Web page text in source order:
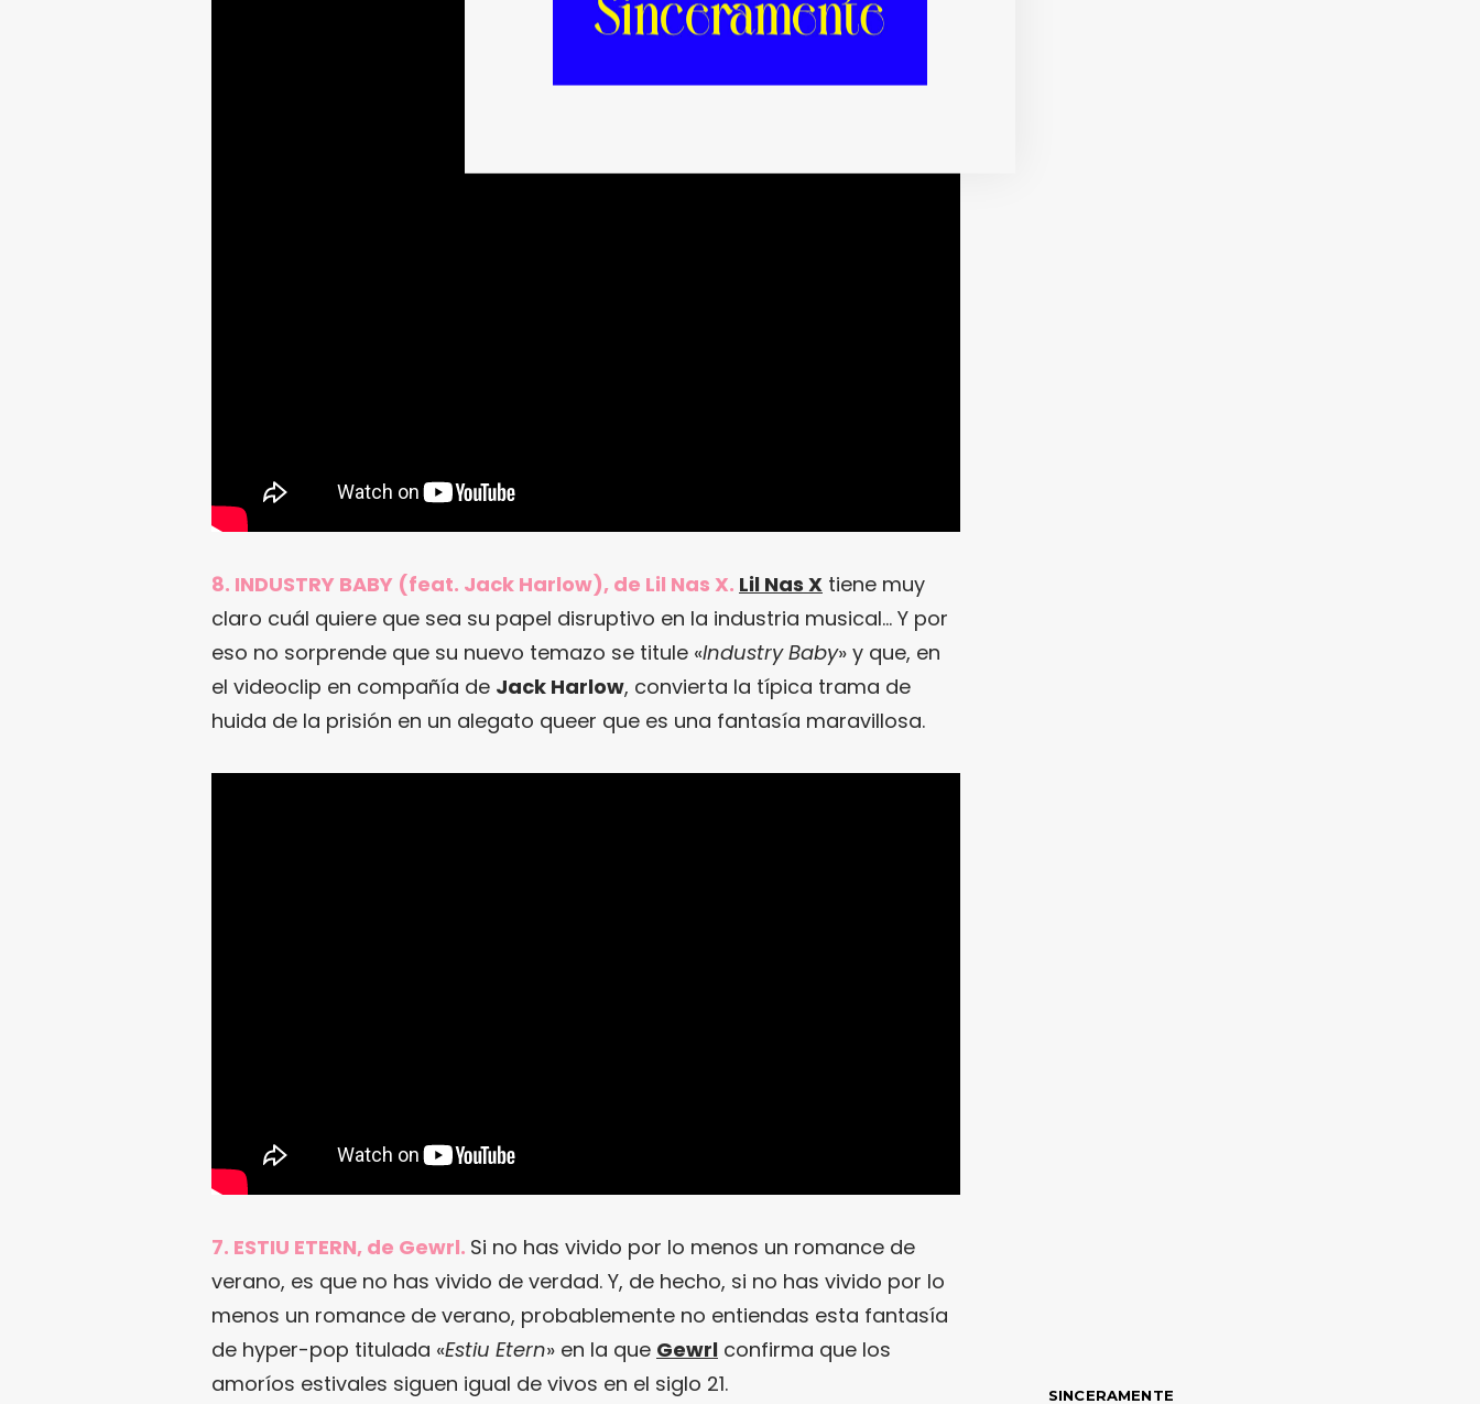
8. INDUSTRY BABY (feat. Jack Harlow), de Lil Nas X. Lil Nas X tiene muy
claro cuál quiere que sea su papel disruptivo en la industria musical… Y por
eso no sorprende que su nuevo temazo se titule «Industry Baby» y que, en
el videoclip en compañía de Jack Harlow, convierta la típica trama de
huida de la prisión en un alegato queer que es una fantasía maravillosa.
7. ESTIU ETERN, de Gewrl. Si no has vivido por lo menos un romance de
verano, es que no has vivido de verdad. Y, de hecho, si no has vivido por lo
menos un romance de verano, probablemente no entiendas esta fantasía
de hyper-pop titulada «Estiu Etern» en la que Gewrl confirma que los
amoríos estivales siguen igual de vivos en el siglo 21.
SINCERAMENTE